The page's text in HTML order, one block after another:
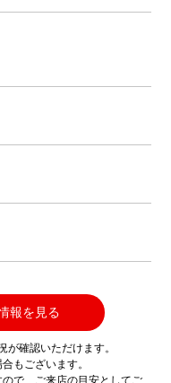
報を見る
確認いただけます。
もございます。